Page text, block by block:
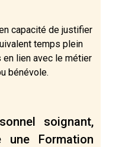
capacité de justifier
temps plein
lien avec le métier
bénévole.
soignant,
une Formation